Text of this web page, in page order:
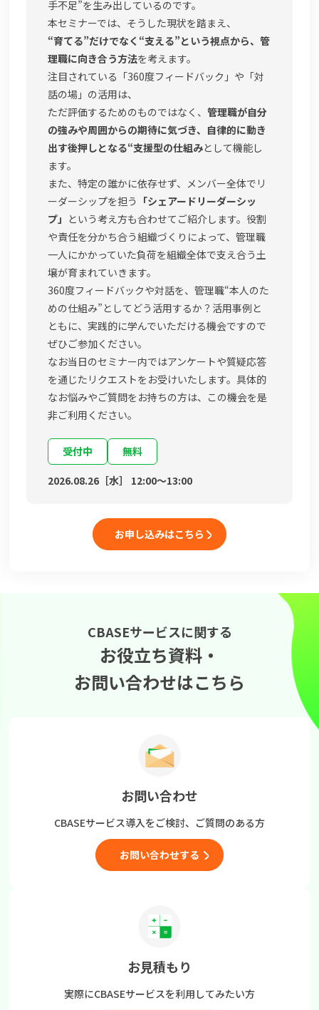
手不足”を生み出しているのです。
本セミナーでは、そうした現状を踏まえ、
“育てる”だけでなく“支える”という視点から、管
理職に向き合う方法を考えます。
注目されている「360度フィードバック」や「対
話の場」の活用は、
ただ評価するためのものではなく、 管理職が自分
の強みや周囲からの期待に気づき、自律的に動き
出す後押しとなる“支援型の仕組みとして機能し
ます。
また、特定の誰かに依存せず、メンバー全体でリ
ーダーシップを担う 「シェアードリーダーシッ
プ」 という考え方も合わせてご紹介します。役割
や責任を分かち合う組織づくりによって、管理職
一人にかかっていた負荷を組織全体で支え合う土
壌が育まれていきます。
360度フィードバックや対話を、管理職“本人のた
めの仕組み”としてどう活用するか？活用事例と
ともに、実践的に学んでいただける機会ですので
ぜひご参加ください。
なお当日のセミナー内ではアンケートや質疑応答
を通じたリクエストをお受けいたします。具体的
なお悩みやご質問をお持ちの方は、この機会を是
非ご利用ください。
受付中 無料
2026.08.26［水］ 12:00〜13:00
お申し込みはこちら
CBASEサービスに関する
お役立ち資料・
お問い合わせはこちら
お問い合わせ
CBASEサービス導入をご検討、 ご質問のある方
お問い合わせする
お見積もり
実際にCBASEサービスを利用してみたい方